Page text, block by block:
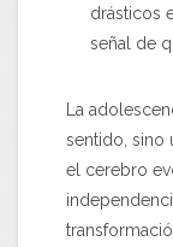
drásticos
señal de
La
sentido, sino
el cerebro